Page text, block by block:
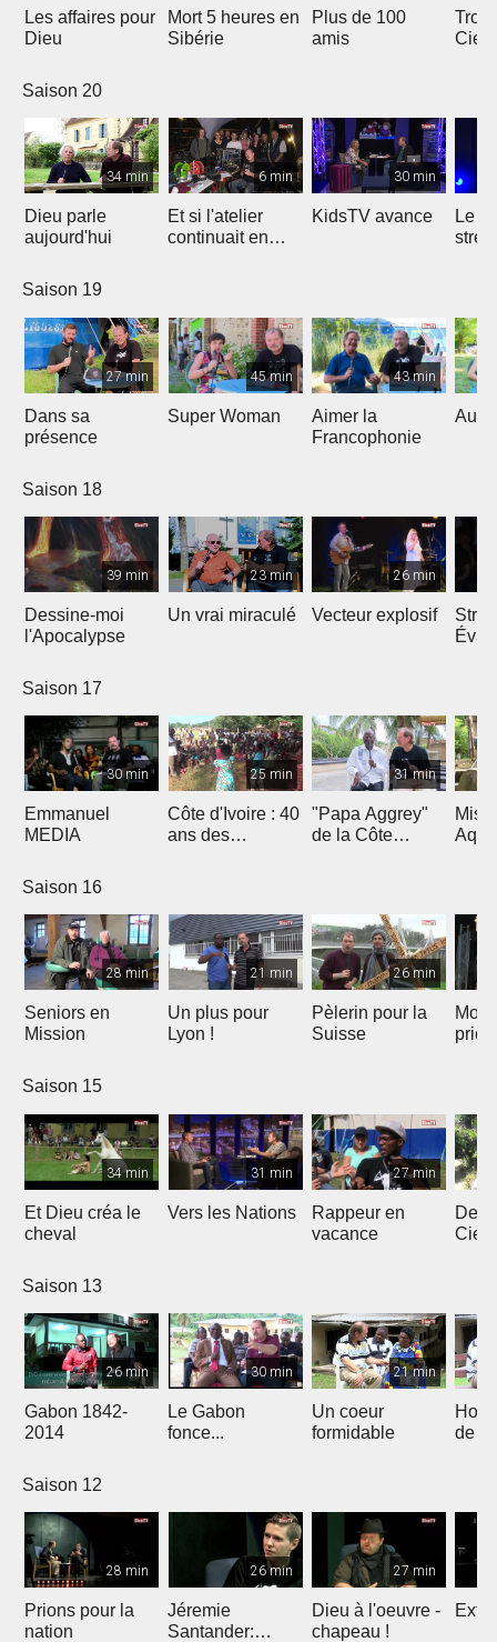
Les affaires pour
Dieu
Mort 5 heures en
Sibérie
Plus de 100
amis
Ciel
Saison 20
34 min
Dieu parle
aujourd'hui
6 min
Et si l'atelier
continuait en
30 min
KidsTV avance
Le
Saison 19
27 min
Dans sa
présence
45 min
Super Woman
43 min
Aimer la
Francophonie
Au
Saison 18
39 min
Dessine-moi
l'Apocalypse
23 min
Un vrai miraculé
26 min
Vecteur explosif
Saison 17
30 min
Emmanuel
MEDIA
25 min
Côte d'Ivoire : 40
ans des
31 min
"Papa Aggrey"
de la Côte
Saison 16
28 min
Seniors en
Mission
21 min
Un plus pour
Lyon !
26 min
Pèlerin pour la
Suisse
Saison 15
34 min
Et Dieu créa le
cheval
31 min
Vers les Nations
27 min
Rappeur en
vacance
Ciel
Saison 13
26 min
Gabon 1842-
2014
30 min
Le Gabon
fonce...
21 min
Un coeur
formidable
de
Saison 12
28 min
Prions pour la
nation
26 min
Jéremie
Santander:
27 min
Dieu à l'oeuvre -
chapeau !